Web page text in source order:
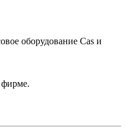
оборудование Cas и